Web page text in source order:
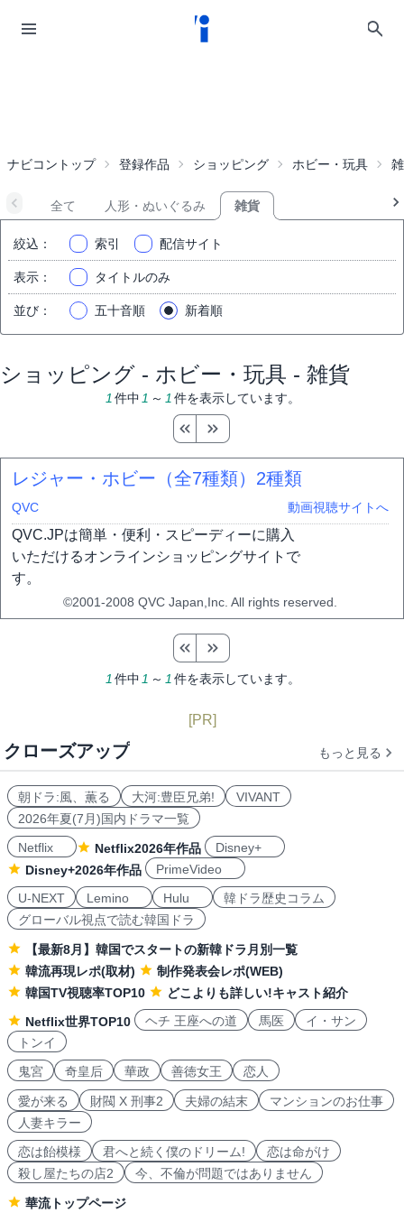
ナビコントップ 登録作品 ショッピング ホビー・玩具
全て 人形・ぬいぐるみ 雑貨
絞込 ： 索引 配信サイト
表示 ： タイトルのみ
並び ： 五十音順 新着順
ショッピング - ホビー・玩具 - 雑貨
1 件中 1 ～ 1 件を表示しています。
レジャー・ホビー（全7種類） 2種類
QVC 動画視聴サイトへ
QVC.JPは簡単・便利・スピーディーに購入
いただけるオンラインショッピングサイトで
す。
©2001-2008 QVC Japan,Inc. All rights reserved.
1 件中 1 ～ 1 件を表示しています。
[PR]
クローズアップ もっと見る
朝ドラ:風、薫る 大河:豊臣兄弟!
VIVANT
2026年夏(7月)国内ドラマ一覧
Netflix
Netflix2026年作品
Disney+
Disney+2026年作品
PrimeVideo
U-NEXT
Lemino Hulu
韓ドラ歴史コラム
グローバル視点で読む韓国ドラ
【最新8月】韓国でスタートの新韓ドラ月別一覧
韓流再現レポ(取材)
制作発表会レポ(WEB)
韓国TV視聴率TOP10
どこよりも詳しい!キャスト紹介
Netflix世界TOP10
ヘチ 王座への道 馬医
イ・サン
トンイ
鬼宮
奇皇后 華政 善徳女王 恋人
愛が来る 財閥 X 刑事2 夫婦の結末
マンションのお仕事
人妻キラー
恋は飴模様
君へと続く僕のドリーム!
恋は命がけ
殺し屋たちの店2
今、不倫が問題ではありません
華流トップページ